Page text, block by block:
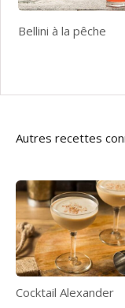
Bellini à la pêche
Autres recettes
Cocktail Alexander